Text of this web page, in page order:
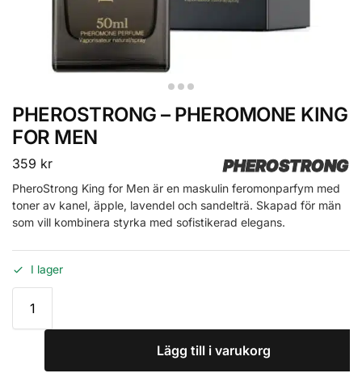
PHEROSTRONG – PHEROMONE KING
FOR MEN
PHEROSTRONG
359 kr
PheroStrong King for Men är en maskulin feromonparfym med
toner av kanel, äpple, lavendel och sandelträ. Skapad för män
som vill kombinera styrka med sofistikerad elegans.
I lager
Lägg till i varukorg